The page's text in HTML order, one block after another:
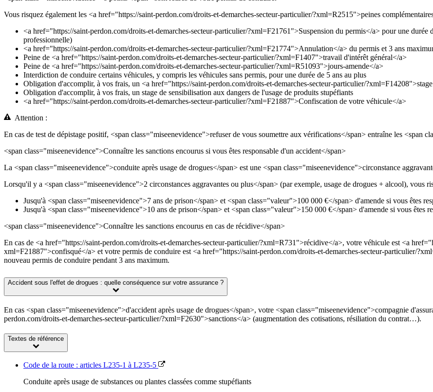
Vous risquez également les <a href="https://saint-perdon.com/droits-et-demarches-secteur-particulier/?xml=R2515">peines
<a href="https://saint-perdon.com/droits-et-demarches-secteur-particulier/?xml=F21761">Suspension du permis</a> pour une durée
professionnelle)
<a href="https://saint-perdon.com/droits-et-demarches-secteur-particulier/?xml=F21774">Annulation</a> du permis et 3 ans
Peine de <a href="https://saint-perdon.com/droits-et-demarches-secteur-particulier/?xml=F1407">travail d'intérêt général</a>
Peine de <a href="https://saint-perdon.com/droits-et-demarches-secteur-particulier/?xml=R51093">jours-amende</a>
Interdiction de conduire certains véhicules, y compris les véhicules sans permis, pour une durée de 5 ans au plus
Obligation d'accomplir, à vos frais, un <a href="https://saint-perdon.com/droits-et-demarches-secteur-particulier/
Obligation d'accomplir, à vos frais, un stage de sensibilisation aux dangers de l'usage de produits stupéfiants
<a href="https://saint-perdon.com/droits-et-demarches-secteur-particulier/?xml=F21887">Confiscation de votre véhicule</a>
Attention :
En cas de test de dépistage positif, <span class="miseenevidence">refuser de vous soumettre aux vérifications</span> entraîne les <span
<span class="miseenevidence">Connaître les sanctions encourus si vous êtes responsable d'un accident</span>
La <span class="miseenevidence">conduite après usage de drogues</span> est une <span class="miseenevidence">circonstance
Lorsqu'il y a <span class="miseenevidence">2 circonstances aggravantes ou plus</span> (par exemple, usage de drogues + alcool), vous
Jusqu'à <span class="miseenevidence">7 ans de prison</span> et <span class="valeur">100 000 €</span> d'amende si vous êtes
Jusqu'à <span class="miseenevidence">10 ans de prison</span> et <span class="valeur">150 000 €</span> d'amende si vous êtes
<span class="miseenevidence">Connaître les sanctions encourus en cas de récidive</span>
En cas de <a href="https://saint-perdon.com/droits-et-demarches-secteur-particulier/?xml=R731">récidive</a>, votre véhicule est <a
xml=F21887">confisqué</a> et votre permis de conduire est <a href="https://saint-perdon.com/droits-et-demarches-secteur-particulier/
nouveau permis de conduire pendant 3 ans maximum.
Accident sous l'effet de drogues : quelle conséquence sur votre assurance ?
En cas <span class="miseenevidence">d'accident après usage de drogues</span>, votre <span class="miseenevidence">compagnie
perdon.com/droits-et-demarches-secteur-particulier/?xml=F2630">sanctions</a> (augmentation des cotisations, résiliation du contrat…).
Textes de référence
Code de la route : articles L235-1 à L235-5
Conduite après usage de substances ou plantes classées comme stupéfiants